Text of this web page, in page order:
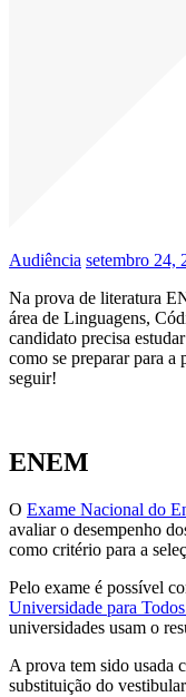
Audiência setembro 24,
Na prova de literatura
área de Linguagens,
candidato precisa
como se preparar para
seguir!
ENEM
O Exame Nacional do
avaliar o desempenho
como critério para a
Pelo exame é possível
Universidade para
universidades usam o
A prova tem sido usada
substituição do